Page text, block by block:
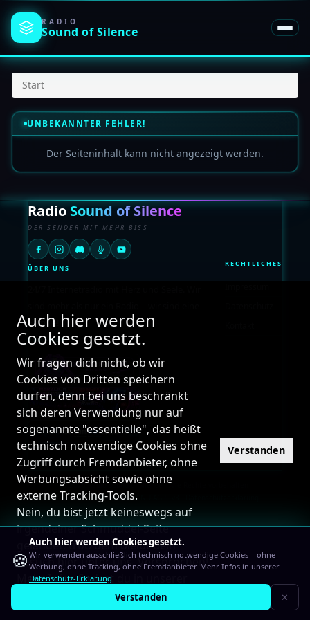
Auch hier werden
Cookies gesetzt.
Wir fragen dich nicht, ob wir
Cookies von Dritten speichern
dürfen, denn bei uns beschränkt
sich deren Verwendung nur auf
sogenannte "essentielle", das heißt
technisch notwendige Cookies ohne
Zugriff durch Fremdanbieter, ohne
Werbungsabsicht sowie ohne
externe Tracking-Tools.
Nein, du bist jetzt keineswegs auf
irgendeiner Schmuddel-Seite
gelandet, trotzdem bleibt dein
Besuch hier unter uns. Versprochen!
Mehr Infos findest du in unserer
Datenschutz-Erklärung
Verstanden
RADIO
Sound ofSilence
Start
UNBEKANNTER FEHLER!
Der Seiteninhalt kann nicht angezeigt werden.
Radio Sound of Silence
DER SENDER MIT MEHR BISS
ÜBER UNS
Familie!
RECHTLICHES
PARTNER
© 2026 Radio Sound of Silence · Alle Rechte vorbehalten
Powered byPHP-Fusion·GNU AGPL v3
🍪
Auch hier werden Cookies gesetzt.
Wir verwenden ausschließlich technisch notwendige Cookies – ohne
Werbung, ohne Tracking, ohne Fremdanbieter. Mehr Infos in unserer
Datenschutz-Erklärung.
Verstanden ✕